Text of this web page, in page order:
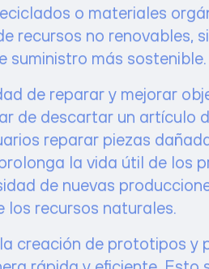
recursos no renovables,
más sostenible.
de reparar y mejorar
de descartar un artículo
reparar piezas
la vida útil de los
de nuevas
recursos naturales.
creación de prototipos y
rápida y eficiente. Esto